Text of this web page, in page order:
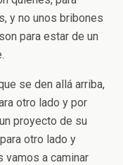
y no unos bribones
para estar de un
se den allá arriba,
otro lado y por
proyecto de su
otro lado y
vamos a caminar